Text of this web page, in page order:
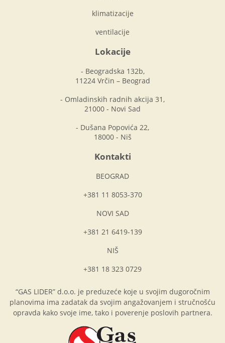
klimatizacije
ventilacije
Lokacije
- Beogradska 132b,
11224 Vrčin – Beograd
- Omladinskih radnih akcija 31,
21000 - Novi Sad
- Dušana Popovića 22,
18000 - Niš
Kontakti
BEOGRAD
+381 11 8053-370
NOVI SAD
+381 21 6419-139
NIŠ
+381 18 323 0729
“GAS LIDER” d.o.o. je preduzeće koje u svojim dugoročnim
planovima ima zadatak da svojim angažovanjem i stručnošću
opravda kako svoje ime, tako i poverenje poslovih partnera.